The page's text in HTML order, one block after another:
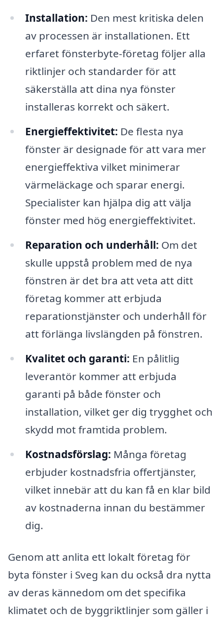
Installation: Den mest kritiska delen
av processen är installationen. Ett
erfaret fönsterbyte-företag följer alla
riktlinjer och standarder för att
säkerställa att dina nya fönster
installeras korrekt och säkert.
Energieffektivitet: De flesta nya
fönster är designade för att vara mer
energieffektiva vilket minimerar
värmeläckage och sparar energi.
Specialister kan hjälpa dig att välja
fönster med hög energieffektivitet.
Reparation och underhåll: Om det
skulle uppstå problem med de nya
fönstren är det bra att veta att ditt
företag kommer att erbjuda
reparationstjänster och underhåll för
att förlänga livslängden på fönstren.
Kvalitet och garanti: En pålitlig
leverantör kommer att erbjuda
garanti på både fönster och
installation, vilket ger dig trygghet och
skydd mot framtida problem.
Kostnadsförslag: Många företag
erbjuder kostnadsfria offertjänster,
vilket innebär att du kan få en klar bild
av kostnaderna innan du bestämmer
dig.
Genom att anlita ett lokalt företag för
byta fönster i Sveg kan du också dra nytta
av deras kännedom om det specifika
klimatet och de byggriktlinjer som gäller i